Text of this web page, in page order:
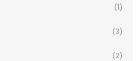
(1)
(3)
(2)